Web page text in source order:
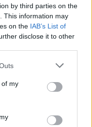
by third parties on the
This information may
on the IAB’s List of
disclose it to other
of my
tējai!Gan pret